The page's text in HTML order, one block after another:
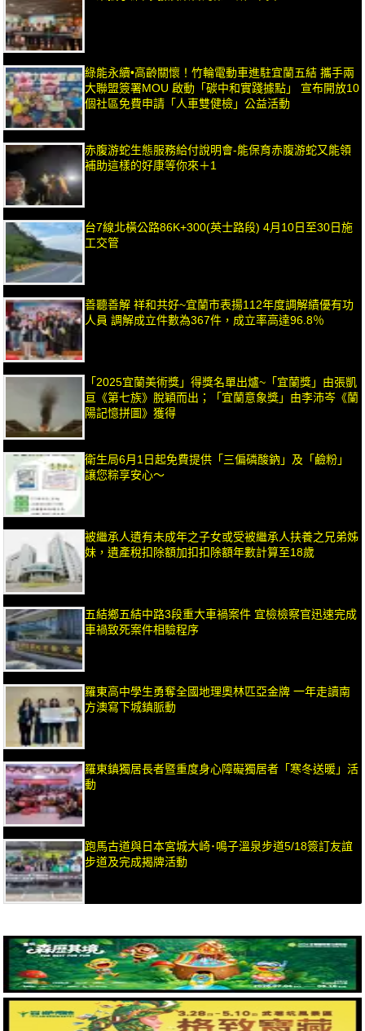
綠能永續•高齡關懷！竹輪電動車進駐宜蘭五結 攜手兩
大聯盟簽署MOU 啟動「碳中和實踐據點」 宣布開放10
個社區免費申請「人車雙健檢」公益活動
赤腹游蛇生態服務給付說明會-能保育赤腹游蛇又能領
補助這樣的好康等你來＋1
台7線北橫公路86K+300(英士路段) 4月10日至30日施
工交管
善聽善解 祥和共好~宜蘭市表揚112年度調解績優有功
人員 調解成立件數為367件，成立率高達96.8％
「2025宜蘭美術獎」得獎名單出爐~「宜蘭獎」由張凱
亘《第七族》脫穎而出；「宜蘭意象獎」由李沛岑《蘭
陽記憶拼圖》獲得
衛生局6月1日起免費提供「三偏磷酸鈉」及「鹼粉」
讓您粽享安心～
被繼承人遺有未成年之子女或受被繼承人扶養之兄弟姊
妹，遺產稅扣除額加扣扣除額年數計算至18歲
五結鄉五結中路3段重大車禍案件 宜檢檢察官迅速完成
車禍致死案件相驗程序
羅東高中學生勇奪全國地理奧林匹亞金牌 一年走讀南
方澳寫下城鎮脈動
羅東鎮獨居長者暨重度身心障礙獨居者「寒冬送暖」活
動
跑馬古道與日本宮城大崎･鳴子溫泉步道5/18簽訂友誼
步道及完成揭牌活動